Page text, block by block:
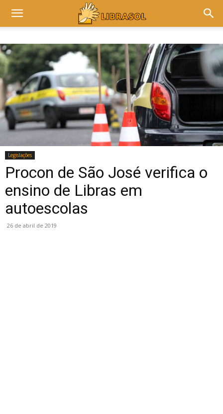
Legislações
Procon de São José verifica o
ensino de Libras em
autoescolas
26 de abril de 2019